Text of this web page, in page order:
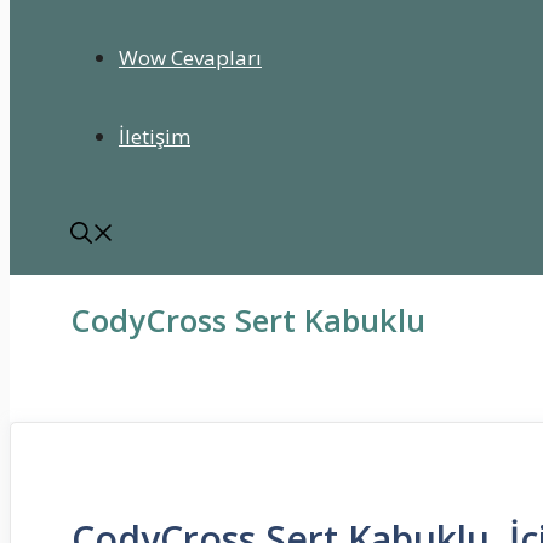
Wow Cevapları
İletişim
CodyCross Sert Kabuklu